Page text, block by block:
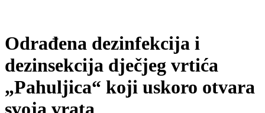
Odrađena dezinfekcija i
dezinsekcija dječjeg vrtića
„Pahuljica“ koji uskoro otvara